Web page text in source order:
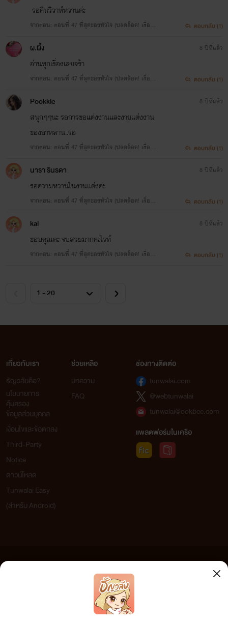
รอคืนวิวาห์หวานค่ะ
จากตอน: ตอนที่ 47 ที่สุดของหัวใจ (ปลดล็อค! เรื่องข
ตอบกลับ (1)
ผ.ผึ้ง
อ่านทุกเรื่องเลยจร้า
จากตอน: ตอนที่ 47 ที่สุดของหัวใจ (ปลดล็อค! เรื่องข
8 ปีที่แล้ว
ตอบกลับ (1)
Pookkie
สนุกๆๆนะ รอการขอแต่งงานและงายแต่งงาน
ของอาหลาน..รอ
จากตอน: ตอนที่ 47 ที่สุดของหัวใจ (ปลดล็อค! เรื่องข
8 ปีที่แล้ว
ตอบกลับ (1)
นารา รินรดา
รอความหวานในงานแต่งค่ะ
จากตอน: ตอนที่ 47 ที่สุดของหัวใจ (ปลดล็อค! เรื่องข
8 ปีที่แล้ว
ตอบกลับ (1)
kal
ขอบคุณคะ จบสวยมากคะไรท์
จากตอน: ตอนที่ 47 ที่สุดของหัวใจ (ปลดล็อค! เรื่องข
8 ปีที่แล้ว
ตอบกลับ (1)
เกี่ยวกับเรา
ธัญวลัยคือ?
นโยบายการ
คุ้มครอง
ข้อมูลส่วนบุคคล
เงื่อนไขและข้อตกลง
Third-Party
Notice
ดาวน์โหลด
Tunwalai Easy
(สำหรับ Android)
ช่วยเหลือ
บทความ
FAQ
ช่องทางติดต่อ
tunwalai.com
@webtunwalai
tunwalai@ookbee.com
แพลตฟอร์มในเครือ
เว็บไซต์แห่งนี้ไม่ได้เห็นด้วยและไม่ขอรับผิดชอบต่อข้อความใดๆ ทั้งสิ้น ดังนั้นผู้อ่านทุกท่านโปรดใช้
วิจารณญาณในการกลั่นกรองด้วยตนเอง และหากท่านพบข้อความใดๆ ที่ขัดต่อกฎหมายและศีลธรรม
กรุณาแจ้งมาที่ tunwalai@ookbee.com เพื่อทีมงานจะได้ดำเนินการในทันที ทั้งนี้ ทางเว็บไซต์ขอสงวน
ลิขสิทธิ์ตามพระราชบัญญัติลิขสิทธิ์ (ฉบับเพิ่มเติม) พ.ศ.2558